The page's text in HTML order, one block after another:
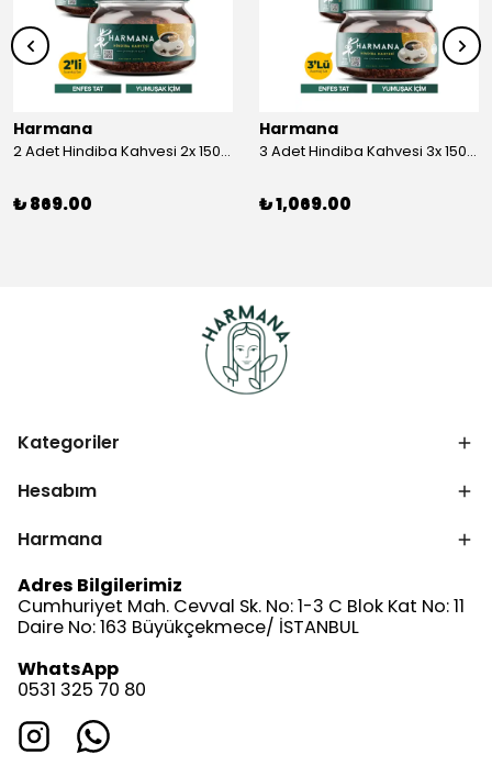
Harmana
2 Adet Hindiba Kahvesi 2x 150 gr
₺ 869.00
Harmana
3 Adet Hindiba Kahvesi 3x 150 gr
₺ 1,069.00
Kategoriler
Hesabım
Harmana
Adres Bilgilerimiz
Cumhuriyet Mah. Cevval Sk. No: 1-3 C Blok Kat No: 11
Daire No: 163 Büyükçekmece/ İSTANBUL
WhatsApp
0531 325 70 80